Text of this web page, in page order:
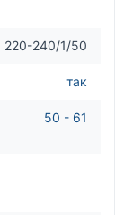
220-240/1/50
так
50 - 61